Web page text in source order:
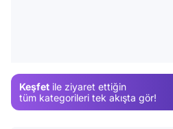
Keşfet ile ziyaret ettiğin
tüm kategorileri tek akışta gör!